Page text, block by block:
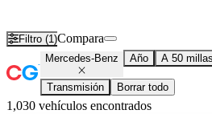
Filtro (1)Compara
Mercedes-Benz Año A 50
Transmisión Borrar todo
1,030 vehículos encontrados